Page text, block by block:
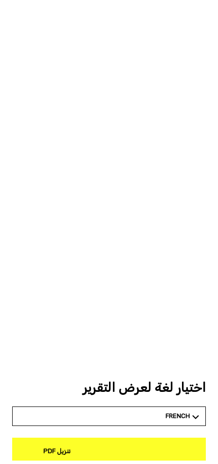
اختيار لغة لعرض التقرير
FRENCH
تنزيل PDF